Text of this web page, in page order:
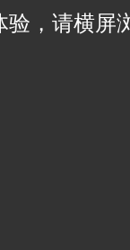
验，请横屏